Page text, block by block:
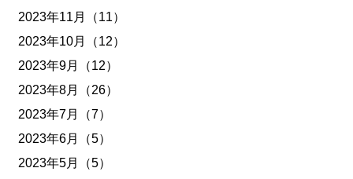
2023年11月（11）
2023年10月（12）
2023年9月（12）
2023年8月（26）
2023年7月（7）
2023年6月（5）
2023年5月（5）